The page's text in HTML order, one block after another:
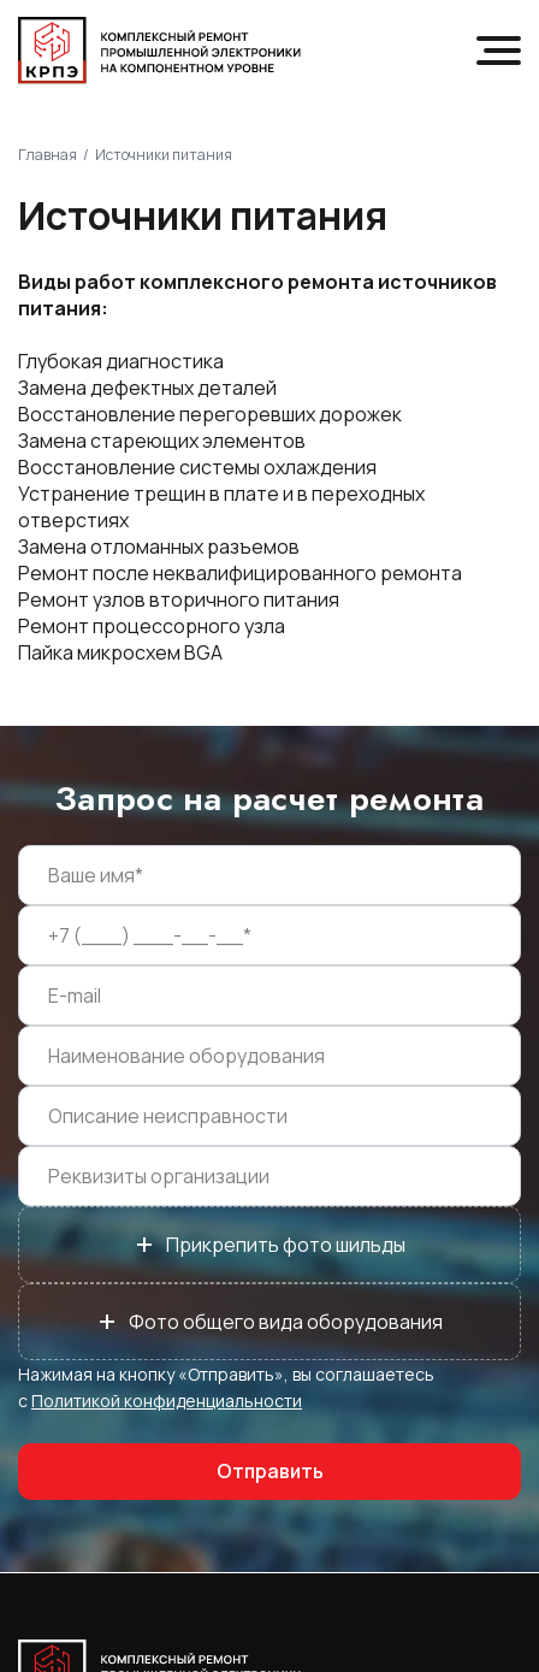
Главная Источники питания
Источники питания
Виды работ комплексного ремонта источников
питания:
Глубокая диагностика
Замена дефектных деталей
Восстановление перегоревших дорожек
Замена стареющих элементов
Восстановление системы охлаждения
Устранение трещин в плате и в переходных
отверстиях
Замена отломанных разъемов
Ремонт после неквалифицированного ремонта
Ремонт узлов вторичного питания
Ремонт процессорного узла
Пайка микросхем BGA
Запрос на расчет ремонта
+ Прикрепить фото шильды
+ Фото общего вида оборудования
Нажимая на кнопку «Отправить», вы соглашаетесь
сПолитикой конфиденциальности
Отправить